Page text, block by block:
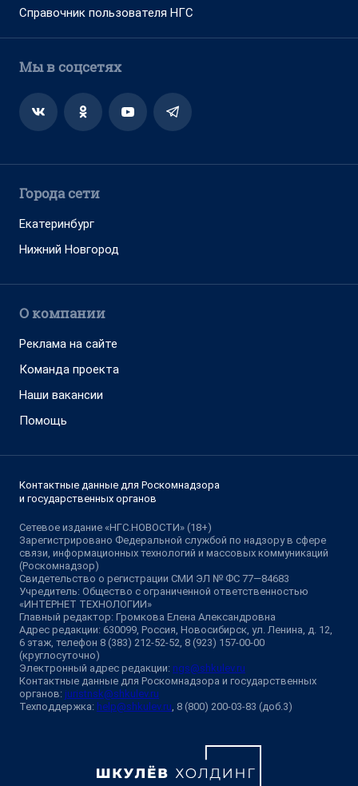
Справочник пользователя НГС
Мы в соцсетях
Города сети
Екатеринбург
Нижний Новгород
О компании
Реклама на сайте
Команда проекта
Наши вакансии
Помощь
Контактные данные для Роскомнадзора
и государственных органов
Сетевое издание «НГС.НОВОСТИ» (18+)
Зарегистрировано Федеральной службой по надзору в сфере
связи, информационных технологий и массовых коммуникаций
(Роскомнадзор)
Свидетельство о регистрации СМИ ЭЛ № ФС 77—84683
Учредитель: Общество с ограниченной ответственностью
«ИНТЕРНЕТ ТЕХНОЛОГИИ»
Главный редактор: Громкова Елена Александровна
Адрес редакции: 630099, Россия, Новосибирск, ул. Ленина, д. 12,
6 этаж, телефон 8 (383) 212-52-52, 8 (923) 157-00-00
(круглосуточно)
Электронный адрес редакции: ngs@shkulev.ru
Контактные данные для Роскомнадзора и государственных
органов: juristnsk@shkulev.ru
Техподдержка: help@shkulev.ru, 8 (800) 200-03-83 (доб.3)